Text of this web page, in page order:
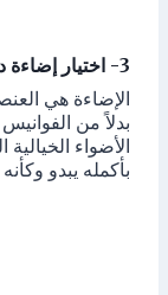
3- اختيار إضاءة دافئة ومريحة
الإضاءة هي
الأضواء
بأكمله يبدو